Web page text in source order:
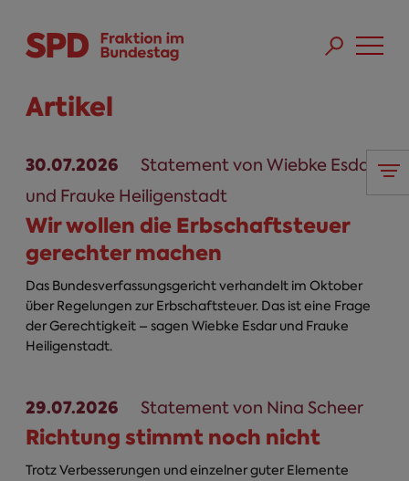
Artikel
30.07.2026
Statement von Wiebke Esdar
und Frauke Heiligenstadt
Wir wollen die Erbschaftsteuer
gerechter machen
Das Bundesverfassungsgericht verhandelt im Oktober
über Regelungen zur Erbschaftsteuer. Das ist eine Frage
der Gerechtigkeit – sagen Wiebke Esdar und Frauke
Heiligenstadt.
29.07.2026 Statement von Nina Scheer
Richtung stimmt noch nicht
Trotz Verbesserungen und einzelner guter Elemente